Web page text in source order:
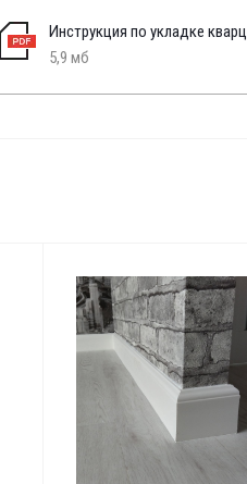
Инструкция по укладке
5,9 мб